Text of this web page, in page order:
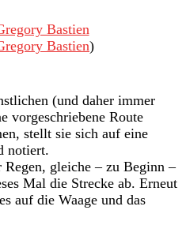
Bastien)
(und daher immer
vorgeschriebene Route
stellt sie sich auf eine
notiert.
gleiche – zu Beginn –
Mal die Strecke ab. Erneut
auf die Waage und das